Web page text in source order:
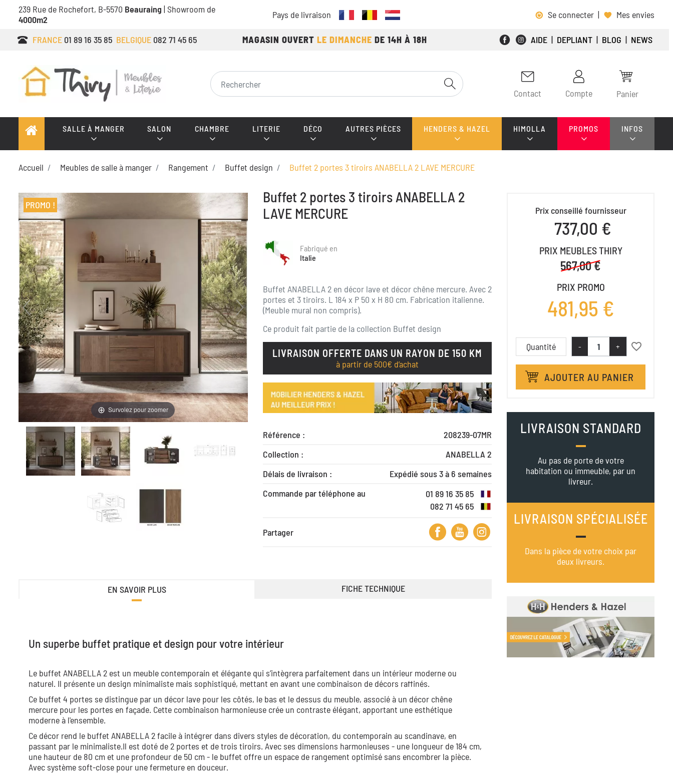
239 Rue de Rochefort, B-5570 Beauraing | Showroom de
4000m2
Pays de livraison Se connecter | Mes envies
FRANCE 01 89 16 35 85 BELGIQUE 082 71 45 65 MAGASIN OUVERT LE DIMANCHE DE 14H À 18H AIDE | DEPLIANT | BLOG | NEWS
Contact Compte Panier
SALLE À MANGER SALON CHAMBRE LITERIE DÉCO AUTRES PIÈCES HENDERS & HAZEL HIMOLLA PROMOS INFOS
Accueil Meubles de salle à manger Rangement Buffet design Buffet 2 portes 3 tiroirs ANABELLA 2 LAVE MERCURE
PROMO !
Survolez pour zoomer
Buffet 2 portes 3 tiroirs ANABELLA 2
LAVE MERCURE
Fabriqué en
Italie
Buffet ANABELLA 2 en décor lave et décor chêne mercure. Avec 2
portes et 3 tiroirs. L 184 x P 50 x H 80 cm. Fabrication italienne.
(Meuble mural non compris).
Ce produit fait partie de la collection Buffet design
LIVRAISON OFFERTE DANS UN RAYON DE 150 KM
à partir de 500€ d’achat
Référence :
208239-07MR
Collection :
ANABELLA 2
Délais de livraison :
Expédié sous 3 à 6 semaines
Commande par téléphone au
01 89 16 35 85
082 71 45 65
Partager
EN SAVOIR PLUS FICHE TECHNIQUE
Un superbe buffet pratique et design pour votre intérieur
Le buffet ANABELLA 2 est un meuble contemporain et élégante qui s’intègrera parfaitement dans un intérieur moderne ou
naturel. Il présente un design minimaliste mais sophistiqué, mettant en avant une combinaison de décors raffinés.
Ce buffet 4 portes se distingue par un décor lave pour les côtés, le bas et le dessus du meuble, associé à un décor chêne
mercure pour les portes en façade. Cette combinaison harmonieuse crée un contraste élégant, apportant une esthétique
moderne à l'ensemble.
Ce décor rend le buffet ANABELLA 2 facile à intégrer dans divers styles de décoration, du contemporain au scandinave, en
passant par le minimaliste.Il est doté de 2 portes et de trois tiroirs. Avec ses dimensions harmonieuses - une longueur de 184 cm,
une hauteur de 80 cm et une profondeur de 50 cm - le buffet offre un espace de rangement optimisé sans encombrer la pièce.
Avec système soft-close pour une fermeture en douceur.
Prix conseillé fournisseur
737,00 €
PRIX MEUBLES THIRY
567,00 €
PRIX PROMO
481,95 €
Quantité - + favorite_border
AJOUTER AU PANIER
LIVRAISON STANDARD
Au pas de porte de votre
habitation ou immeuble, par un
livreur.
LIVRAISON SPÉCIALISÉE
Dans la pièce de votre choix par
deux livreurs.